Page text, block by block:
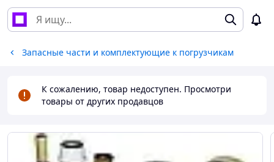
Запасные части и комплектующие к погрузчикам
К сожалению, товар недоступен. Просмотри
товары от других продавцов